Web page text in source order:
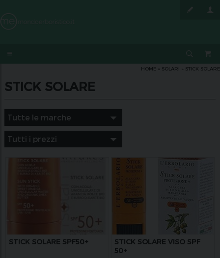
HOME » SOLARI » STICK SOLARE
STICK SOLARE
STICK SOLARE SPF50+
STICK SOLARE VISO SPF
50+